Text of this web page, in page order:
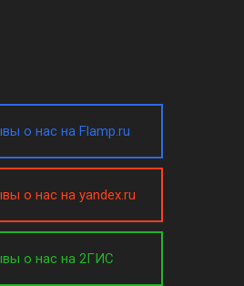
о нас на Flamp.ru
о нас на yandex.ru
о нас на 2ГИС